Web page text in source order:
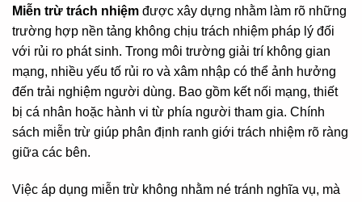
Miễn trừ trách nhiệm được xây dựng nhằm làm rõ những
trường hợp nền tảng không chịu trách nhiệm pháp lý đối
với rủi ro phát sinh. Trong môi trường giải trí không gian
mạng, nhiều yếu tố rủi ro và xâm nhập có thể ảnh hưởng
đến trải nghiệm người dùng. Bao gồm kết nối mạng, thiết
bị cá nhân hoặc hành vi từ phía người tham gia. Chính
sách miễn trừ giúp phân định ranh giới trách nhiệm rõ ràng
giữa các bên.
Việc áp dụng miễn trừ không nhằm né tránh nghĩa vụ, mà